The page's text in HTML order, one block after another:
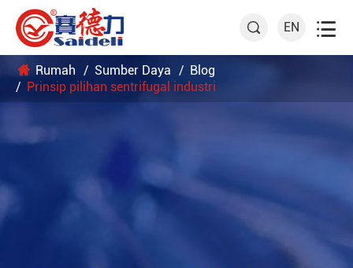
 EN 
Rumah Sumber Daya
Blog
Prinsip pilihan sentrifugal industri